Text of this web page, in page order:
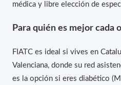
médica y libre elección de
Para quién es mejor cada
FIATC es ideal si vives en
Valenciana, donde su red
es la opción si eres diabético